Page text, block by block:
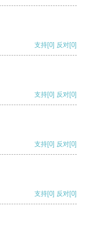
支持[0] 反对[0]
支持[0] 反对[0]
支持[0] 反对[0]
支持[0] 反对[0]